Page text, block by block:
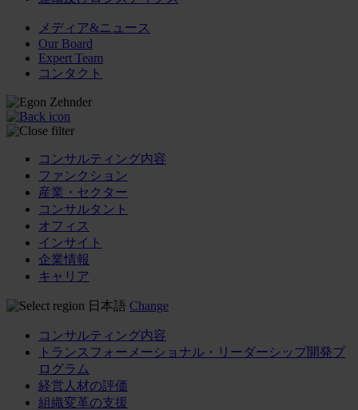
メディア&ニュース
Our Board
Expert Team
コンタクト
コンサルティング内容
ファンクション
産業・セクター
コンサルタント
オフィス
インサイト
企業情報
キャリア
日本語 Change
コンサルティング内容
トランスフォーメーショナル・リーダーシップ開発プ
ログラム
経営人材の評価
組織変革の支援